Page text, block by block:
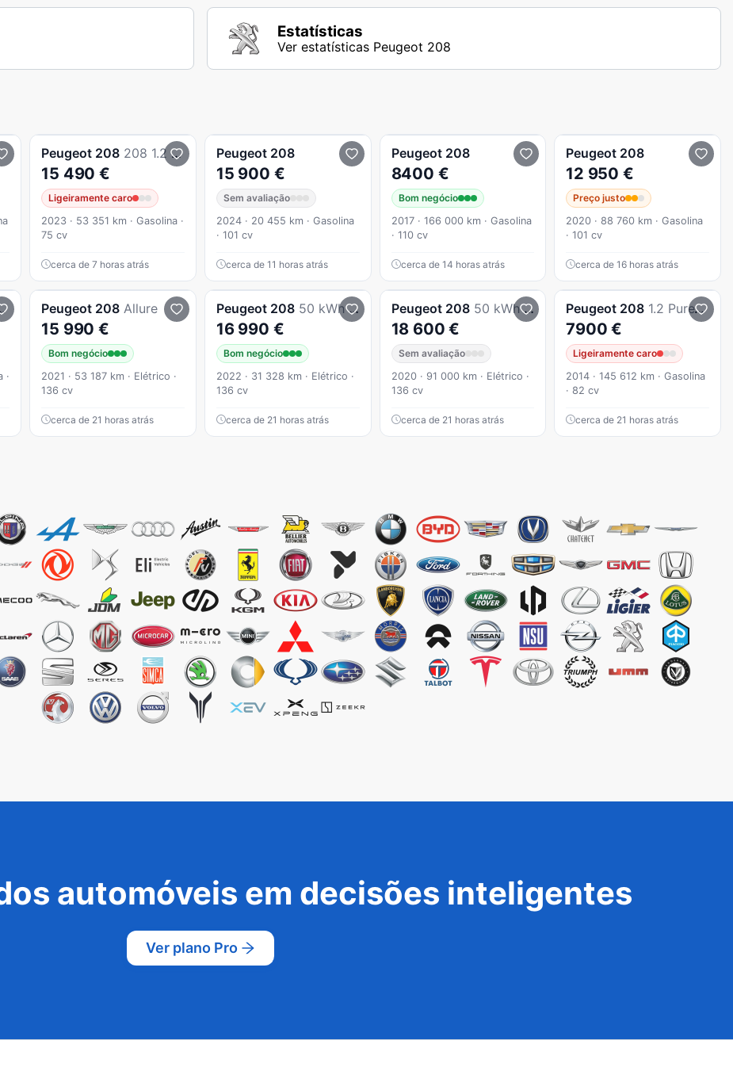
Estatísticas
Ver estatísticas Peugeot 208
Peugeot 208 208 1.2 PureTech Active Pack
15 490 €
Ligeiramente caro
2023 · 53 351 km · Gasolina ·
75 cv
cerca de 7 horas atrás
Peugeot 208
15 900 €
Sem avaliação
2024 · 20 455 km · Gasolina
· 101 cv
cerca de 11 horas atrás
Peugeot 208
8400 €
Bom negócio
2017 · 166 000 km · Gasolina
· 110 cv
cerca de 14 horas atrás
Peugeot 208
12 950 €
Preço justo
2020 · 88 760 km · Gasolina
· 101 cv
cerca de 16 horas atrás
·
Peugeot 208 Allure
15 990 €
Bom negócio
2021 · 53 187 km · Elétrico ·
136 cv
cerca de 21 horas atrás
Peugeot 208 50 kWh Allure
16 990 €
Bom negócio
2022 · 31 328 km · Elétrico ·
136 cv
cerca de 21 horas atrás
Peugeot 208 50 kWh GT Line
18 600 €
Sem avaliação
2020 · 91 000 km · Elétrico ·
136 cv
cerca de 21 horas atrás
Peugeot 208 1.2 PureTech Active
7900 €
Ligeiramente caro
2014 · 145 612 km · Gasolina
· 82 cv
cerca de 21 horas atrás
automóveis em decisões inteligentes
Ver plano Pro